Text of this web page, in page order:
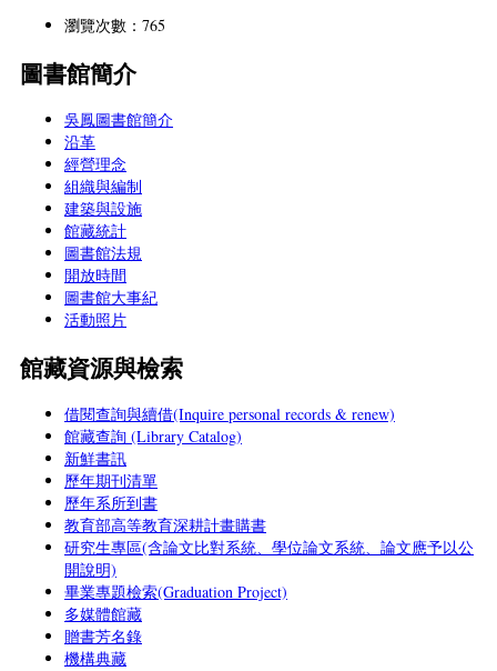
瀏覽次數：765
圖書館簡介
吳鳳圖書館簡介
沿革
經營理念
組織與編制
建築與設施
館藏統計
圖書館法規
開放時間
圖書館大事紀
活動照片
館藏資源與檢索
借閱查詢與續借(Inquire personal records & renew)
館藏查詢 (Library Catalog)
新鮮書訊
歷年期刊清單
歷年系所到書
教育部高等教育深耕計畫購書
研究生專區(含論文比對系統、學位論文系統、論文應予以公
開說明)
畢業專題檢索(Graduation Project)
多媒體館藏
贈書芳名錄
機構典藏